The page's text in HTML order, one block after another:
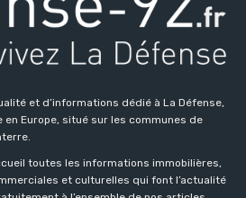
et d’informations dédié à La Défense,
en Europe, situé sur les communes de
toutes les informations immobilières,
et culturelles qui font l’actualité